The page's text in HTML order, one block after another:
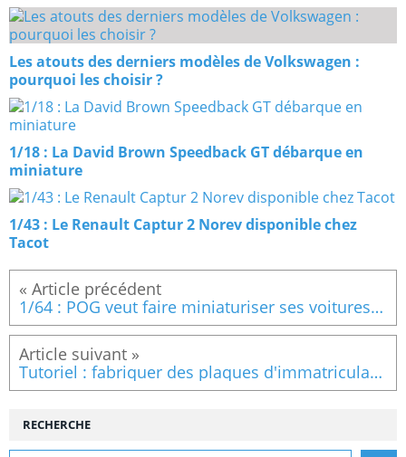
Les atouts des derniers modèles de Volkswagen :
pourquoi les choisir ?
1/18 : La David Brown Speedback GT débarque en
miniature
1/43 : Le Renault Captur 2 Norev disponible chez
Tacot
1/64 : POG veut faire miniaturiser ses voitures par HotWheels
Tutoriel : fabriquer des plaques d'immatriculation à l'échelle 1/18
RECHERCHE